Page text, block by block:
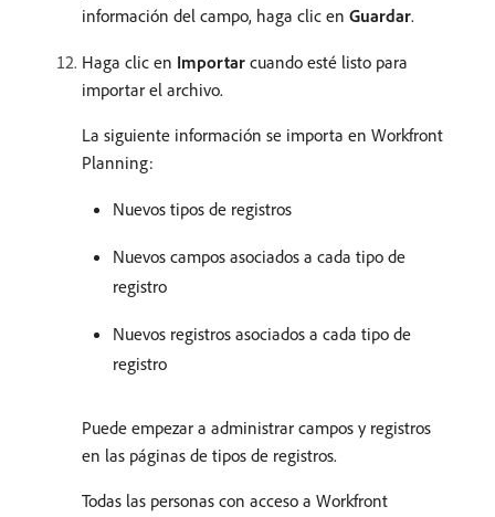
información del campo, haga clic en Guardar.
Haga clic en Importar cuando esté listo para
importar el archivo.
La siguiente información se importa en Workfront
Planning:
Nuevos tipos de registros
Nuevos campos asociados a cada tipo de
registro
Nuevos registros asociados a cada tipo de
registro
Puede empezar a administrar campos y registros
en las páginas de tipos de registros.
Todas las personas con acceso a Workfront